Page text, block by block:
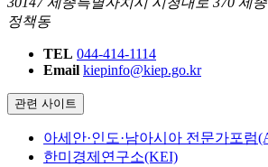
정책동
TEL 044-414-1114
Email kiepinfo@kiep.go.kr
관련 사이트
아세안·인도·남아시아 전문가포럼
한미경제연구소(KEI)